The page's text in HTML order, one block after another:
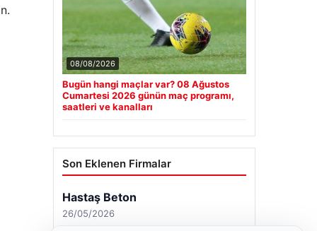
08/08/2026
Bugün hangi maçlar var? 08 Ağustos
Cumartesi 2026 günün maç programı,
saatleri ve kanalları
Son Eklenen Firmalar
Hastaş Beton
26/05/2026